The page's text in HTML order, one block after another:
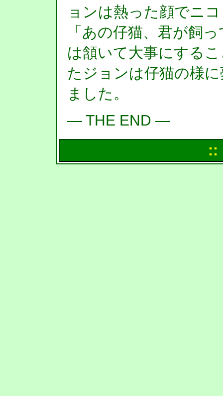
ョンは熱った顔でニ
「あの仔猫、君が飼
は頷いて大事にする
たジョンは仔猫の様
ました。
― THE END ―
::